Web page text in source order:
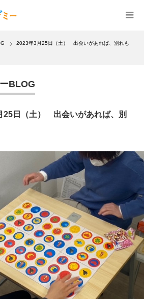
2023年3月25日（土） 出会いがあれば、別れも
BLOG
25日（土） 出会いがあれば、別